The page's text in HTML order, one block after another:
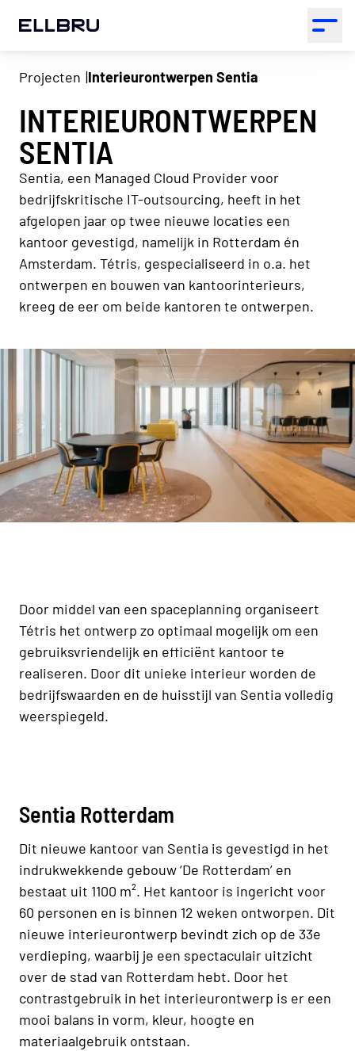
ELLBRU Open
Projecten Interieurontwerpen Sentia
INTERIEURONTWERPEN
SENTIA
Sentia, een Managed Cloud Provider voor
bedrijfskritische IT-outsourcing, heeft in het
afgelopen jaar op twee nieuwe locaties een
kantoor gevestigd, namelijk in Rotterdam én
Amsterdam. Tétris, gespecialiseerd in o.a. het
ontwerpen en bouwen van kantoorinterieurs,
kreeg de eer om beide kantoren te ontwerpen.
Door middel van een spaceplanning organiseert
Tétris het ontwerp zo optimaal mogelijk om een
gebruiksvriendelijk en efficiënt kantoor te
realiseren. Door dit unieke interieur worden de
bedrijfswaarden en de huisstijl van Sentia volledig
weerspiegeld.
Sentia Rotterdam
Dit nieuwe kantoor van Sentia is gevestigd in het
indrukwekkende gebouw ‘De Rotterdam’ en
bestaat uit 1100 m². Het kantoor is ingericht voor
60 personen en is binnen 12 weken ontworpen. Dit
nieuwe interieurontwerp bevindt zich op de 33e
verdieping, waarbij je een spectaculair uitzicht
over de stad van Rotterdam hebt. Door het
contrastgebruik in het interieurontwerp is er een
mooi balans in vorm, kleur, hoogte en
materiaalgebruik ontstaan.